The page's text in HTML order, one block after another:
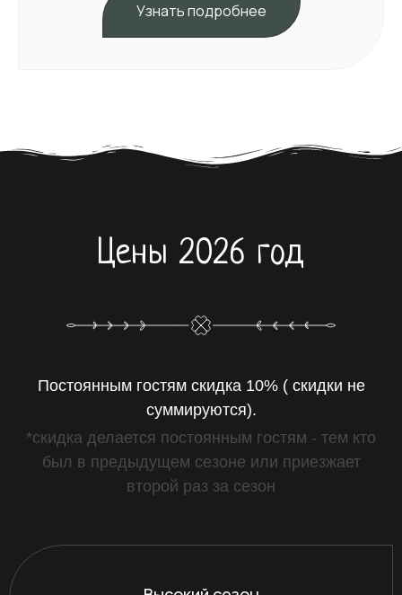
Узнать подробнее
Цены 2026 год
Постоянным гостям скидка 10% ( скидки не
суммируются).
*скидка делается постоянным гостям - тем кто
был в предыдущем сезоне или приезжает
второй раз за сезон